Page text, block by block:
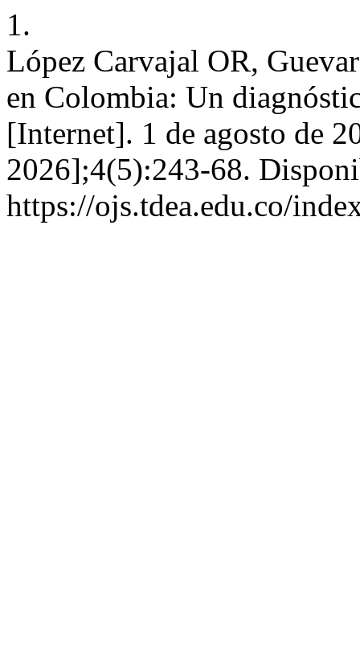
1.
López Carvajal OR,
en Colombia: Un
[Internet]. 1 de agosto de
2026];4(5):243-68.
https://ojs.tdea.edu.co/